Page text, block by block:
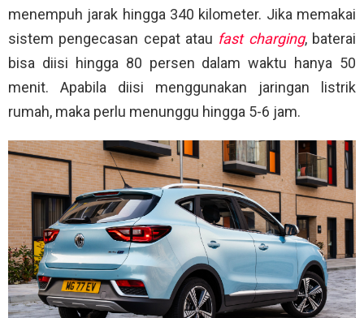
menempuh jarak hingga 340 kilometer. Jika memakai
sistem pengecasan cepat atau fast charging, baterai
bisa diisi hingga 80 persen dalam waktu hanya 50
menit. Apabila diisi menggunakan jaringan listrik
rumah, maka perlu menunggu hingga 5-6 jam.